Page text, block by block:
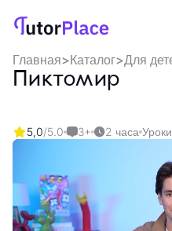
Главная>Каталог>Для
Пиктомир
5,0/5.0 3+ 2 часа